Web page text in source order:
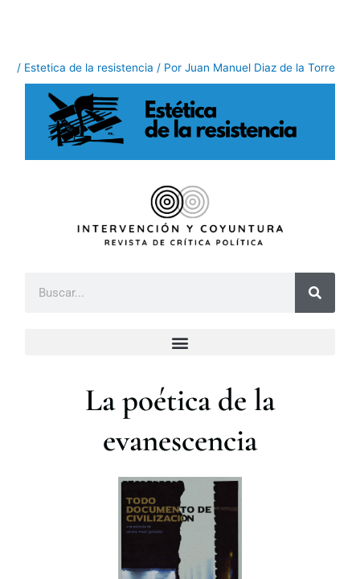
/ Estetica de la resistencia / PorJuan Manuel Diaz de la Torre
La poética de la
evanescencia